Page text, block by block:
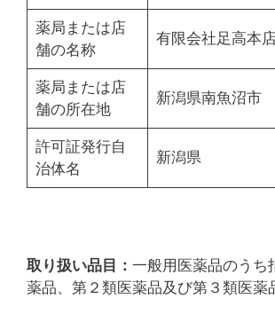
薬局または店
舗の名称
有限会社足高本
薬局または店
舗の所在地
新潟県南魚沼市
許可証発行自
治体名
新潟県
取り扱い品目： 一般用医薬品のうち
薬品、第２類医薬品及び第３類医薬